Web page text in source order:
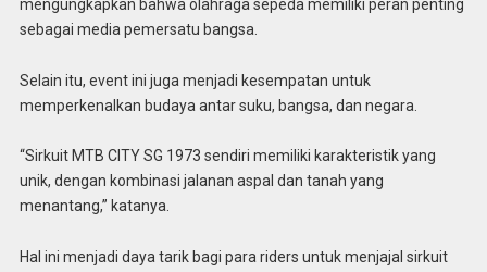
mengungkapkan bahwa olahraga sepeda memiliki peran penting
sebagai media pemersatu bangsa.
Selain itu, event ini juga menjadi kesempatan untuk
memperkenalkan budaya antar suku, bangsa, dan negara.
“Sirkuit MTB CITY SG 1973 sendiri memiliki karakteristik yang
unik, dengan kombinasi jalanan aspal dan tanah yang
menantang,” katanya.
Hal ini menjadi daya tarik bagi para riders untuk menjajal sirkuit